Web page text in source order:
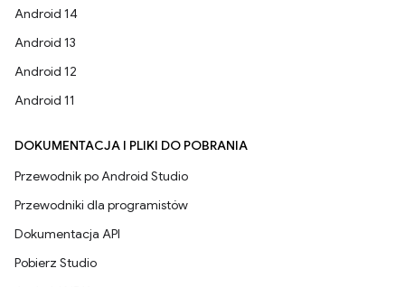
Android 14
Android 13
Android 12
Android 11
DOKUMENTACJA I PLIKI DO POBRANIA
Przewodnik po Android Studio
Przewodniki dla programistów
Dokumentacja API
Pobierz Studio